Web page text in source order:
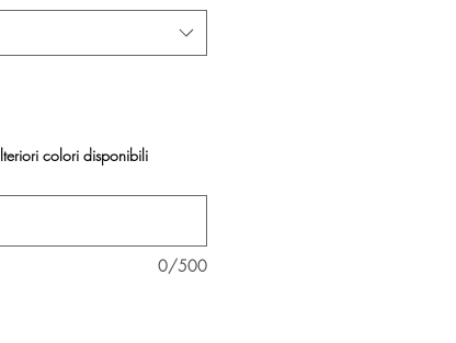
colori disponibili
0/500